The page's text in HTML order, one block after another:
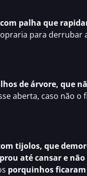
palha que
para derrubar
de árvore, que
aberta, caso não
tijolos, que
até cansar e
porquinhos